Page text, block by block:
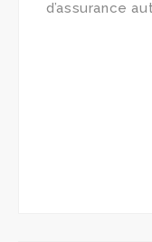
d’assurance